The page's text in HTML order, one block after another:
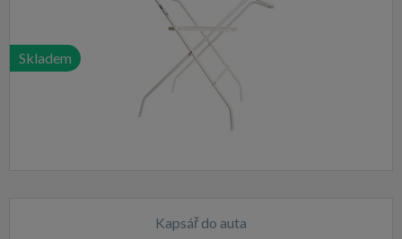
Skladem
Kapsář do auta